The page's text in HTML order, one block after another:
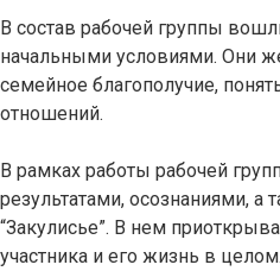
В состав рабочей группы
начальными условиями. Они
семейное благополучие,
отношений.
В рамках работы рабочей
результатами, осознаниями,
“Закулисье”. В нем
участника и его жизнь в